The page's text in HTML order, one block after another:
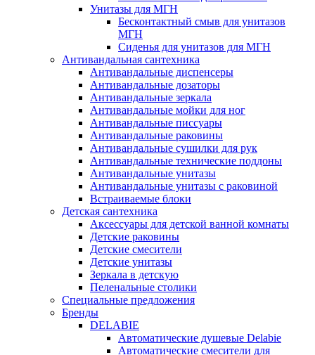
Унитазы для МГН
Бесконтактный смыв для унитазов
МГН
Сиденья для унитазов для МГН
Антивандальная сантехника
Антивандальные диспенсеры
Антивандальные дозаторы
Антивандальные зеркала
Антивандальные мойки для ног
Антивандальные писсуары
Антивандальные раковины
Антивандальные сушилки для рук
Антивандальные технические поддоны
Антивандальные унитазы
Антивандальные унитазы с раковиной
Встраиваемые блоки
Детская сантехника
Аксессуары для детской ванной комнаты
Детские раковины
Детские смесители
Детские унитазы
Зеркала в детскую
Пеленальные столики
Специальные предложения
Бренды
DELABIE
Автоматические душевые Delabie
Автоматические смесители для